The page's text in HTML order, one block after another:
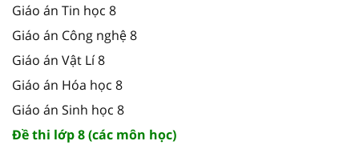
Giáo án Tin học 8
Giáo án Công nghệ 8
Giáo án Vật Lí 8
Giáo án Hóa học 8
Giáo án Sinh học 8
Đề thi lớp 8 (các môn học)